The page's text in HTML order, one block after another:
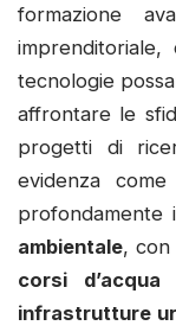
formazione
tecnologie
affrontare le
progetti di
evidenza come
profondamente
ambientale, con
corsi d’acqua
infrastrutture